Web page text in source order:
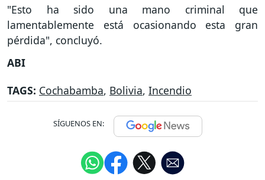
"Esto ha sido una mano criminal que
lamentablemente está ocasionando esta gran
pérdida", concluyó.
ABI
TAGS: Cochabamba, Bolivia, Incendio
SÍGUENOS EN: